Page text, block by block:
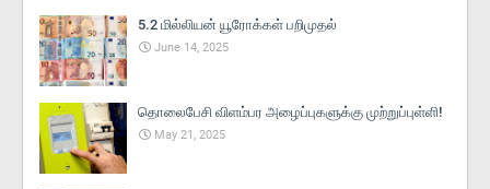
5.2 மில்லியன் யூரோக்கள் பறிமுதல்
June 14, 2025
தொலைபேசி விளம்பர அழைப்புகளுக்கு முற்றுப்புள்ளி!
May 21, 2025